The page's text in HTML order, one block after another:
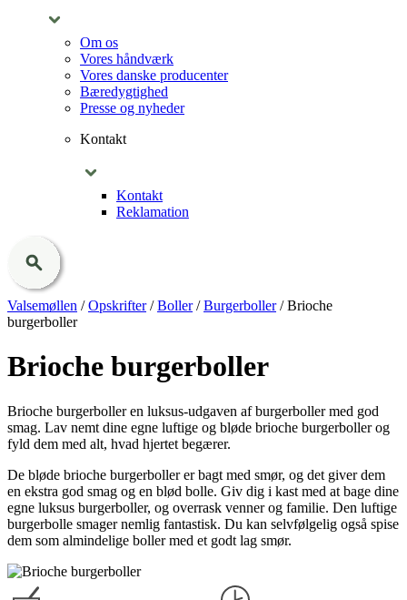
Om os
Vores håndværk
Vores danske producenter
Bæredygtighed
Presse og nyheder
Kontakt
Kontakt
Reklamation
Valsemøllen /Opskrifter/Boller/Burgerboller/Brioche
burgerboller
Brioche burgerboller
Brioche burgerboller en luksus-udgaven af burgerboller med god
smag. Lav nemt dine egne luftige og bløde brioche burgerboller og
fyld dem med alt, hvad hjertet begærer.
De bløde brioche burgerboller er bagt med smør, og det giver dem
en ekstra god smag og en blød bolle. Giv dig i kast med at bage dine
egne luksus burgerboller, og overrask venner og familie. Den luftige
burgerbolle smager nemlig fantastisk. Du kan selvfølgelig også spise
dem som almindelige boller med et godt lag smør.